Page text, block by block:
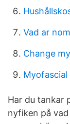
Vad ar
Change
Har du tankar
nyfiken på